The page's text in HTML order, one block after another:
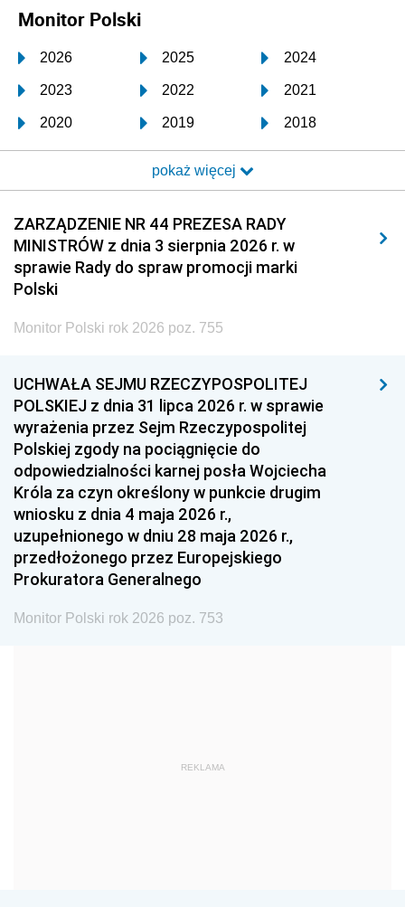
Monitor Polski
2026 2025 2024
2023 2022 2021
2020 2019 2018
2017 2016 2015
2014 2013 2012
2011 2010 2009
2008 2007 2006
2005
1996 1995 1994
1993 1992 1991
1990 1989
1987 1986 1985
1984 1983
1981 1980 1979
1978 1977
1975 1974
1959
pokaż więcej
ZARZĄDZENIE NR 44 PREZESA RADY
MINISTRÓW z dnia 3 sierpnia 2026 r. w
sprawie Rady do spraw promocji marki
Polski
Monitor Polski rok 2026 poz. 755
UCHWAŁA SEJMU RZECZYPOSPOLITEJ
POLSKIEJ z dnia 31 lipca 2026 r. w sprawie
wyrażenia przez Sejm Rzeczypospolitej
Polskiej zgody na pociągnięcie do
odpowiedzialności karnej posła Wojciecha
Króla za czyn określony w punkcie drugim
wniosku z dnia 4 maja 2026 r.,
uzupełnionego w dniu 28 maja 2026 r.,
przedłożonego przez Europejskiego
Prokuratora Generalnego
Monitor Polski rok 2026 poz. 753
REKLAMA